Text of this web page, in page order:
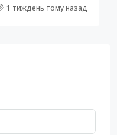
1 тиждень тому назад